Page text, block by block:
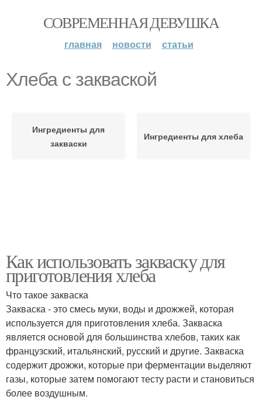
СОВРЕМЕННАЯ ДЕВУШКА
главная новости статьи
Хлеба с закваской
Ингредиенты для
закваски
Ингредиенты для хлеба
Как использовать закваску для
приготовления хлеба
Что такое закваска
Закваска - это смесь муки, воды и дрожжей, которая
используется для приготовления хлеба. Закваска
является основой для большинства хлебов, таких как
французский, итальянский, русский и другие. Закваска
содержит дрожжи, которые при ферментации выделяют
газы, которые затем помогают тесту расти и становиться
более воздушным.